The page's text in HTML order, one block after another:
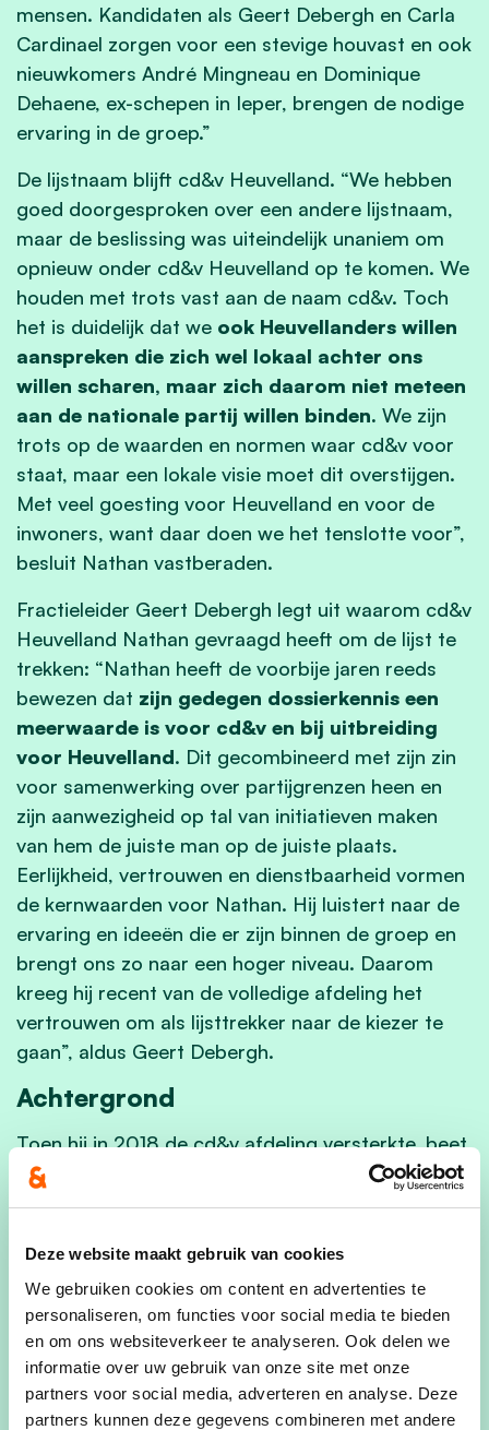
Deze website maakt gebruik van cookies
We gebruiken cookies om content en advertenties te
personaliseren, om functies voor social media te bieden
en om ons websiteverkeer te analyseren. Ook delen we
informatie over uw gebruik van onze site met onze
partners voor social media, adverteren en analyse. Deze
partners kunnen deze gegevens combineren met andere
mensen. Kandidaten als Geert Debergh en Carla
Cardinael zorgen voor een stevige houvast en ook
nieuwkomers André Mingneau en Dominique
Dehaene, ex-schepen in Ieper, brengen de nodige
ervaring in de groep.”
De lijstnaam blijft cd&v Heuvelland. “We hebben
goed doorgesproken over een andere lijstnaam,
maar de beslissing was uiteindelijk unaniem om
opnieuw onder cd&v Heuvelland op te komen. We
houden met trots vast aan de naam cd&v. Toch
het is duidelijk dat we ook Heuvellanders willen
aanspreken die zich wel lokaal achter ons
willen scharen, maar zich daarom niet meteen
aan de nationale partij willen binden. We zijn
trots op de waarden en normen waar cd&v voor
staat, maar een lokale visie moet dit overstijgen.
Met veel goesting voor Heuvelland en voor de
inwoners, want daar doen we het tenslotte voor”,
besluit Nathan vastberaden.
Fractieleider Geert Debergh legt uit waarom cd&v
Heuvelland Nathan gevraagd heeft om de lijst te
trekken: “Nathan heeft de voorbije jaren reeds
bewezen dat zijn gedegen dossierkennis een
meerwaarde is voor cd&v en bij uitbreiding
voor Heuvelland. Dit gecombineerd met zijn zin
voor samenwerking over partijgrenzen heen en
zijn aanwezigheid op tal van initiatieven maken
van hem de juiste man op de juiste plaats.
Eerlijkheid, vertrouwen en dienstbaarheid vormen
de kernwaarden voor Nathan. Hij luistert naar de
ervaring en ideeën die er zijn binnen de groep en
brengt ons zo naar een hoger niveau. Daarom
kreeg hij recent van de volledige afdeling het
vertrouwen om als lijsttrekker naar de kiezer te
gaan”, aldus Geert Debergh.
Achtergrond
Toen hij in 2018 de cd&v afdeling versterkte, beet
Nathan zich meteen vast in een aantal cruciale
dossiers voor Heuvelland. Zo kregen de bomen in
leven. Een pluim die hij als jonge politicus terecht
op zijn hoed mag steken. Als beleidsadviseur in
het Europees Parlement leert Nathan intussen de
kneepjes van het vak. In januari 2022 nam hij
plaats in de gemeenteraad in opvolging van zijn
mentor Bernard Heens die zijn zetel met